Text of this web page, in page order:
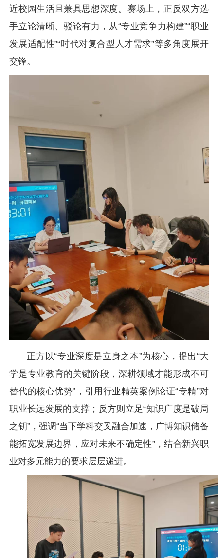
近校园生活且兼具思想深度。赛场上，正反双方选
手立论清晰、驳论有力，从“专业竞争力构建”“职业
发展适配性”“时代对复合型人才需求”等多角度展开
交锋。
正方以“专业深度是立身之本”为核心，提出“大
学是专业教育的关键阶段，深耕领域才能形成不可
替代的核心优势”，引用行业精英案例论证“专精”对
职业长远发展的支撑；反方则立足“知识广度是破局
之钥”，强调“当下学科交叉融合加速，广博知识储备
能拓宽发展边界，应对未来不确定性”，结合新兴职
业对多元能力的要求层层递进。